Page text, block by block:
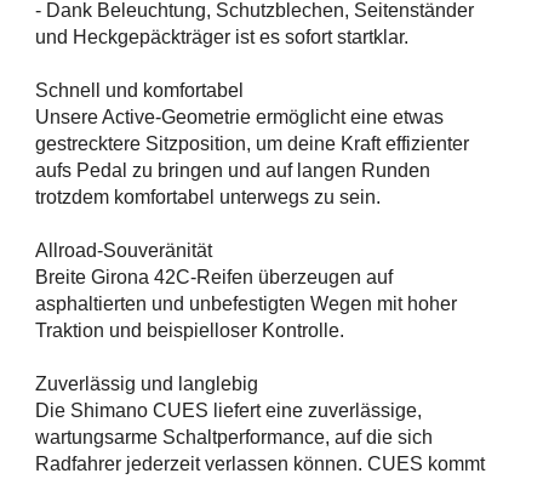
- Dank Beleuchtung, Schutzblechen, Seitenständer
und Heckgepäckträger ist es sofort startklar.
Schnell und komfortabel
Unsere Active-Geometrie ermöglicht eine etwas
gestrecktere Sitzposition, um deine Kraft effizienter
aufs Pedal zu bringen und auf langen Runden
trotzdem komfortabel unterwegs zu sein.
Allroad-Souveränität
Breite Girona 42C-Reifen überzeugen auf
asphaltierten und unbefestigten Wegen mit hoher
Traktion und beispielloser Kontrolle.
Zuverlässig und langlebig
Die Shimano CUES liefert eine zuverlässige,
wartungsarme Schaltperformance, auf die sich
Radfahrer jederzeit verlassen können. CUES kommt